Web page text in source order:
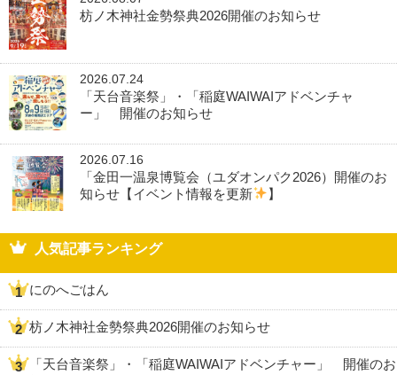
枋ノ木神社金勢祭典2026開催のお知らせ
2026.07.24
「天台音楽祭」・「稲庭WAIWAIアドベンチャ
ー」 開催のお知らせ
2026.07.16
「金田一温泉博覧会（ユダオンパク2026）開催のお
知らせ【イベント情報を更新
】
人気記事ランキング
にのへごはん
枋ノ木神社金勢祭典2026開催のお知らせ
「天台音楽祭」・「稲庭WAIWAIアドベンチャー」 開催のお